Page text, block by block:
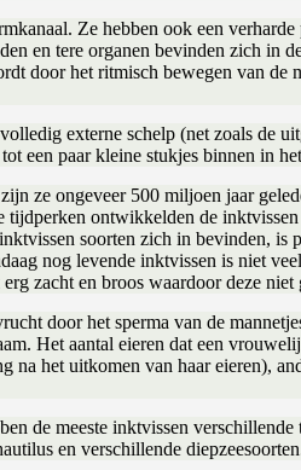
Ze hebben ook een
en tere organen bevinden zich
door het ritmisch bewegen van
externe schelp (net zoals de
een paar kleine stukjes binnen in
ze ongeveer 500 miljoen jaar
ontwikkelden de
soorten zich in bevinden,
nog levende inktvissen is niet
zacht en broos waardoor deze
door het sperma van de
Het aantal eieren dat een
het uitkomen van haar eieren),
de meeste inktvissen
en verschillende